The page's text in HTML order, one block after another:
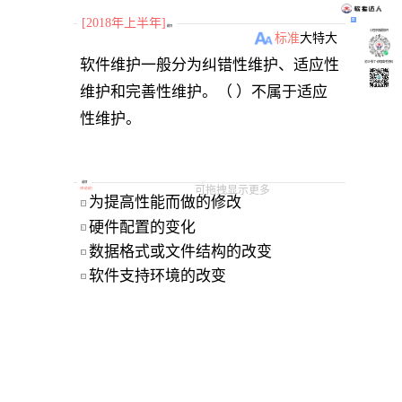
[2018年上半年] 题目
标准大特大
软件维护一般分为纠错性维护、适应性
维护和完善性维护。（ ）不属于适应
可拖拽显示更多
选项
单选题
A 为提高性能而做的修改
B 硬件配置的变化
C 数据格式或文件结构的改变
D 软件支持环境的改变
小程序刷题软件
关注“柴丁”获取备考资料